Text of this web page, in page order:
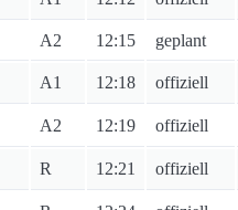
A2 12:15 geplant
A1 12:18 offiziell
A2 12:19 offiziell
R 12:21 offiziell